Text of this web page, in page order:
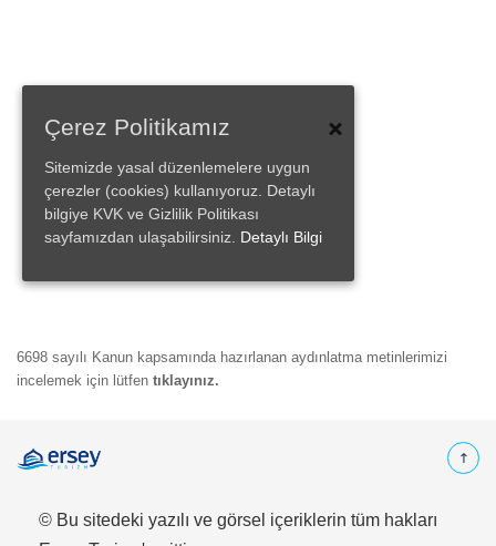
6698 sayılı Kanun kapsamında hazırlanan aydınlatma metinlerimizi
incelemek için lütfen tıklayınız.
© Bu sitedeki yazılı ve görsel içeriklerin tüm hakları
Çerez Politikamız
Sitemizde yasal düzenlemelere uygun
çerezler (cookies) kullanıyoruz. Detaylı
bilgiye KVK ve Gizlilik Politikası
sayfamızdan ulaşabilirsiniz. Detaylı Bilgi